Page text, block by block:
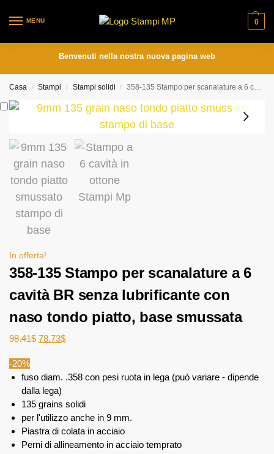
MENU 0
Benvenuti nella nostra nuova pagina web
Casa / Stampi / Stampi solidi / 358-135 Stampo per scanalature a 6 cavità BR senza lubrificante con naso tondo piatto, base smussata
In offerta!
358-135 Stampo per scanalature a 6
cavità BR senza lubrificante con
naso tondo piatto, base smussata
98.41$ 78.73$
-20%
fuso diam. .358 con pesi ruota in lega (può variare - dipende
dalla lega)
135 grains solidi
per l'utilizzo anche in 9 mm.
Piastra di colata in acciaio
Perni di allineamento in acciaio temprato